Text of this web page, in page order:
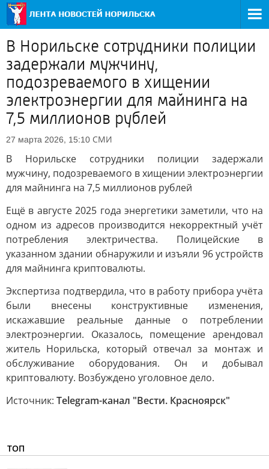
В Норильске сотрудники полиции
задержали мужчину,
подозреваемого в хищении
электроэнергии для майнинга на
7,5 миллионов рублей
27 марта 2026, 15:10 СМИ
В Норильске сотрудники полиции задержали
мужчину, подозреваемого в хищении электроэнергии
для майнинга на 7,5 миллионов рублей
Ещё в августе 2025 года энергетики заметили, что на
одном из адресов производится некорректный учёт
потребления электричества. Полицейские в
указанном здании обнаружили и изъяли 96 устройств
для майнинга криптовалюты.
Экспертиза подтвердила, что в работу прибора учёта
были внесены конструктивные изменения,
искажавшие реальные данные о потреблении
электроэнергии. Оказалось, помещение арендовал
житель Норильска, который отвечал за монтаж и
обслуживание оборудования. Он и добывал
криптовалюту. Возбуждено уголовное дело.
Источник: Telegram-канал "Вести. Красноярск"
ТОП